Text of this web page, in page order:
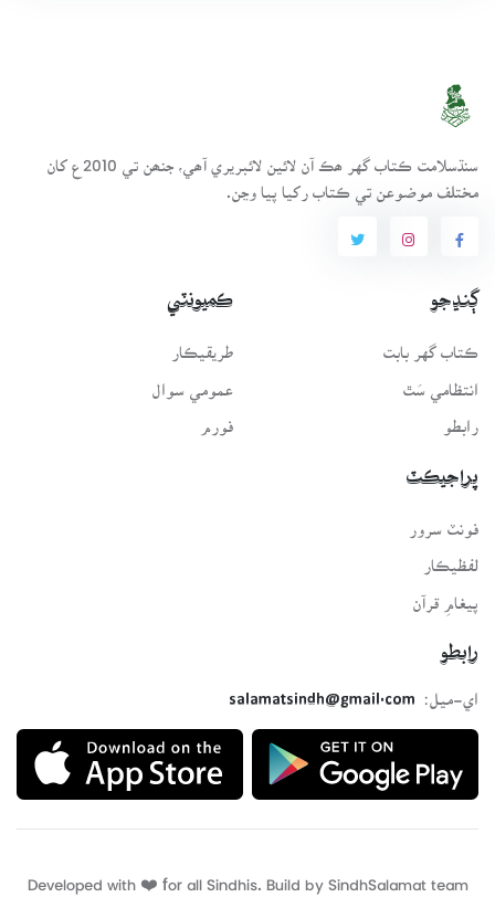
سنڌسلامت ڪتاب گهر ھڪ آن لائين لائبريري آھي، جنھن تي 2010ع کان
مختلف موضوعن تي ڪتاب رکيا پيا وڃن.
ڳنڍجو
ڪتاب گهر بابت
انتظامي سَٿ
رابطو
ڪميونٽي
طريقيڪار
عمومي سوال
فورم
پراجيڪٽ
لفظيڪار
پيغامِ قرآن
رابطو
اي-ميل:
salamatsindh@gmail.com
Developed with ❤️ for all Sindhis. Build by